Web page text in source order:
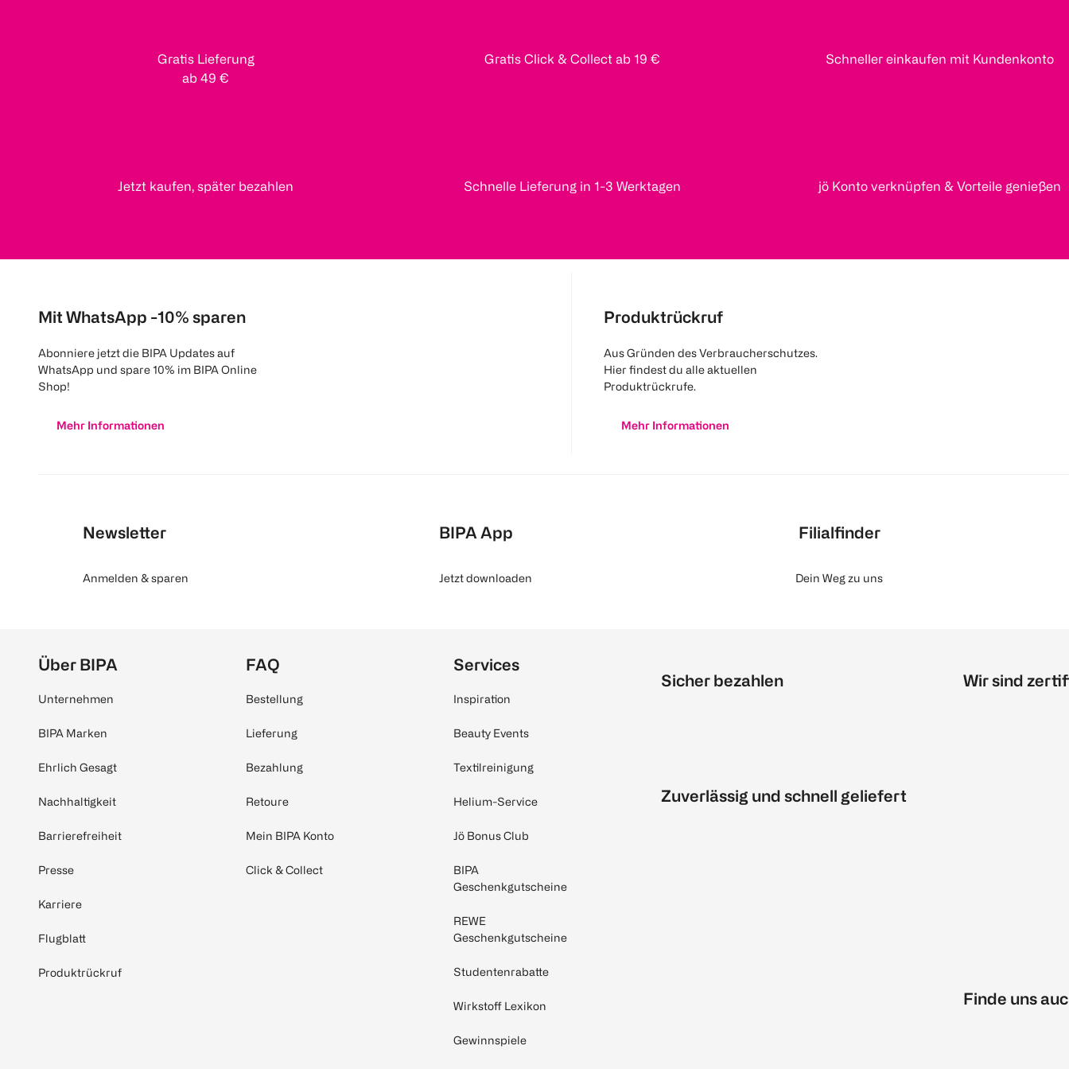
Gratis Lieferung
ab 49 €
Gratis Click & Collect ab 19 € Schneller einkaufen mit Kundenkonto
Jetzt kaufen, später bezahlen Schnelle Lieferung in 1-3 Werktagen jö Konto verknüpfen & Vorteile genießen
Mit WhatsApp -10% sparen
Abonniere jetzt die BIPA Updates auf
WhatsApp und spare 10% im BIPA Online
Shop!
Mehr Informationen
Produktrückruf
Aus Gründen des Verbraucherschutzes.
Hier findest du alle aktuellen
Produktrückrufe.
Mehr Informationen
Newsletter
Anmelden & sparen
BIPA App
Jetzt downloaden
Filialfinder
Dein Weg zu uns
Über BIPA
Unternehmen
BIPA Marken
Ehrlich Gesagt
Nachhaltigkeit
Barrierefreiheit
Presse
Karriere
Flugblatt
Produktrückruf
FAQ
Bestellung
Lieferung
Bezahlung
Retoure
Mein BIPA Konto
Click & Collect
Services
Inspiration
Beauty Events
Textilreinigung
Helium-Service
Jö Bonus Club
BIPA
Geschenkgutscheine
REWE
Geschenkgutscheine
Studentenrabatte
Wirkstoff Lexikon
Gewinnspiele
Sicher bezahlen
Zuverlässig und schnell geliefert
Wir sind
Finde uns